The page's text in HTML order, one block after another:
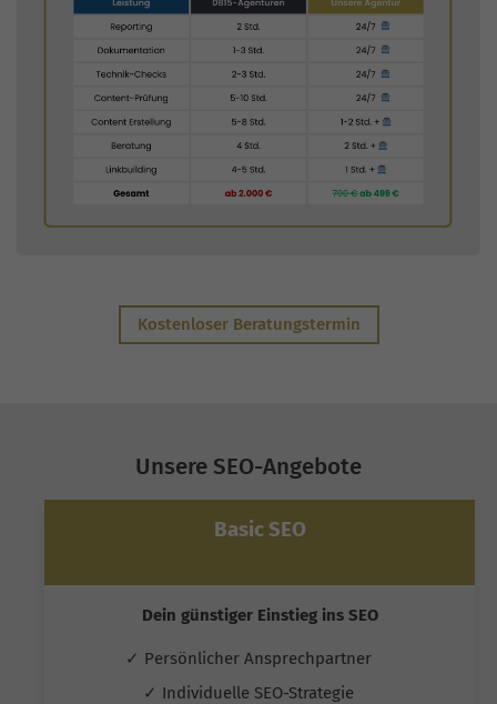
Kostenloser Beratungstermin
Unsere SEO-Angebote
Basic SEO
Dein günstiger Einstieg ins SEO
✓ Persönlicher Ansprechpartner
✓ Individuelle SEO-Strategie